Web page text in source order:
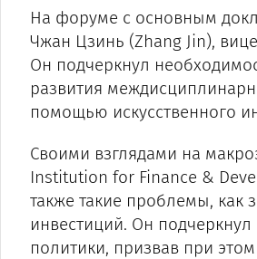
На форуме с основным
Чжан Цзинь (Zhang Jin),
Он подчеркнул
развития
помощью искусственного
Своими взглядами на
Institution for Finance &
также такие проблемы, как
инвестиций. Он
политики, призвав при